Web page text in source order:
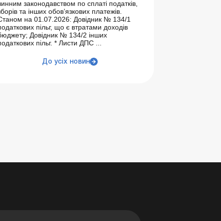
законодавством по сплаті податків,
та інших обов’язкових платежів.
на 01.07.2026: Довідник № 134/1
пільг, що є втратами доходів
Довідник № 134/2 інших
пільг. * Листи ДПС ...
До усіх новин